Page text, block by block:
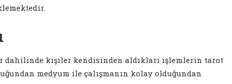
dahilinde kişiler kendisinden aldıkları işlemlerin tarot
medyum ile çalışmanın kolay olduğundan